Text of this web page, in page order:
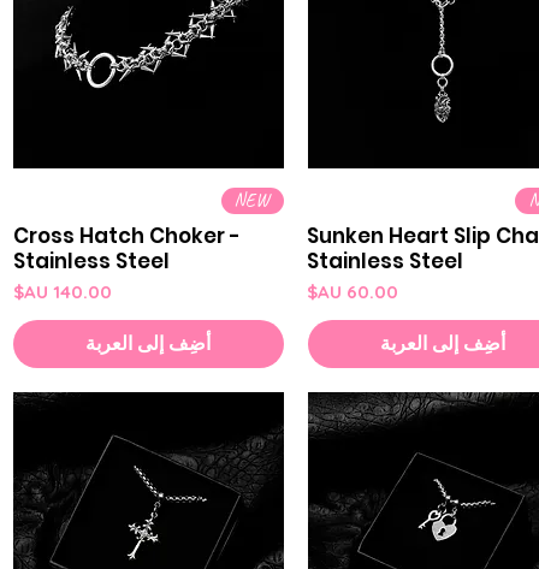
Sunken Heart Slip
Stainless Steel
السعر
أضِف إلى العربة
NEW
Cross Hatch Choker -
Stainless Steel
السعر
أضِف إلى العربة